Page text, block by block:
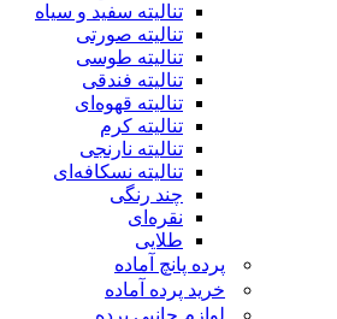
تنالیته سفید و سیاه
تنالیته صورتی
تنالیته طوسی
تنالیته فندقی
تنالیته قهوه‌ای
تنالیته کرم
تنالیته نارنجی
تنالیته نسکافه‌ای
چند رنگی
نقره‌ای
طلایی
پرده پانچ آماده
خرید پرده آماده
لوازم جانبی پرده